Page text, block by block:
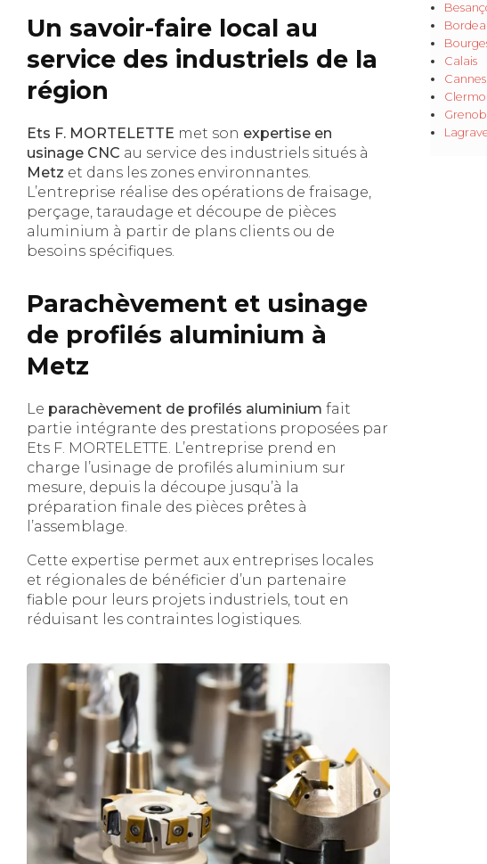
Un savoir-faire local au
service des industriels de la
région
Ets F. MORTELETTE met son expertise en
usinage CNC au service des industriels situés à
Metz et dans les zones environnantes.
L’entreprise réalise des opérations de fraisage,
perçage, taraudage et découpe de pièces
aluminium à partir de plans clients ou de
besoins spécifiques.
Parachèvement et usinage
de profilés aluminium à
Metz
Le parachèvement de profilés aluminium fait
partie intégrante des prestations proposées par
Ets F. MORTELETTE. L’entreprise prend en
charge l’usinage de profilés aluminium sur
mesure, depuis la découpe jusqu’à la
préparation finale des pièces prêtes à
l’assemblage.
Cette expertise permet aux entreprises locales
et régionales de bénéficier d’un partenaire
fiable pour leurs projets industriels, tout en
réduisant les contraintes logistiques.
Calais
Cannes